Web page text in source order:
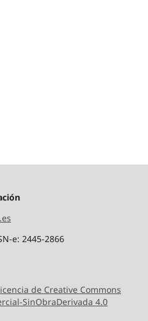
e: 2445-2866
de Creative Commons
SinObraDerivada 4.0